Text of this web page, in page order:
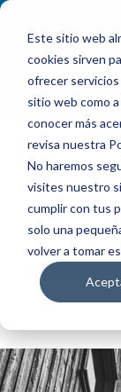
Este sitio web
cookies sirven
ofrecer
sitio web como
conocer más
revisa nuestra
No haremos
visites nuestro
cumplir con tus
solo una
volver a tomar